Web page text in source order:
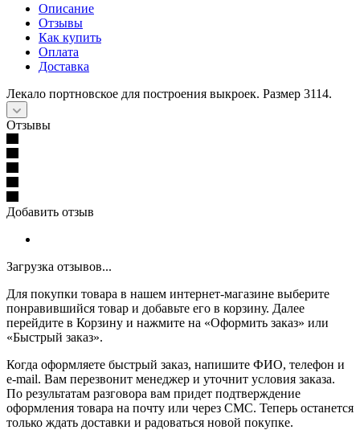
Описание
Отзывы
Как купить
Оплата
Доставка
Лекало портновское для построения выкроек. Размер 3114.
Отзывы
Добавить отзыв
Загрузка отзывов...
Для покупки товара в нашем интернет-магазине выберите
понравившийся товар и добавьте его в корзину. Далее
перейдите в Корзину и нажмите на «Оформить заказ» или
«Быстрый заказ».
Когда оформляете быстрый заказ, напишите ФИО, телефон и
e-mail. Вам перезвонит менеджер и уточнит условия заказа.
По результатам разговора вам придет подтверждение
оформления товара на почту или через СМС. Теперь останется
только ждать доставки и радоваться новой покупке.